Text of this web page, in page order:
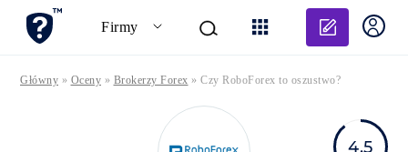
Firmy
Dodaj
Główny » Oceny » Brokerzy Forex » Czy RoboForex to oszustwo?
4.5